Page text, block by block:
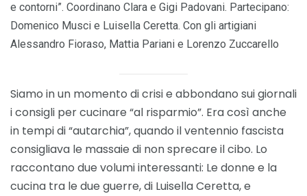
e contorni”. Coordinano Clara e Gigi Padovani. Partecipano:
Domenico Musci e Luisella Ceretta. Con gli artigiani
Alessandro Fioraso, Mattia Pariani e Lorenzo Zuccarello
Siamo in un momento di crisi e abbondano sui giornali
i consigli per cucinare “al risparmio”. Era così anche
in tempi di “autarchia”, quando il ventennio fascista
consigliava le massaie di non sprecare il cibo. Lo
raccontano due volumi interessanti: Le donne e la
cucina tra le due guerre, di Luisella Ceretta, e